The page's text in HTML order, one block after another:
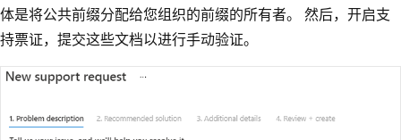
体是将公共前缀分配给您组织的前缀的所有者。 然后，开启支
持票证，提交这些文档以进行手动验证。